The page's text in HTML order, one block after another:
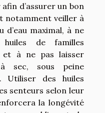
d’assurer un bon
notamment veiller à
d’eau maximal, à ne
de familles
et à ne pas laisser
à sec, sous peine
Utiliser des huiles
senteurs selon leur
la longévité